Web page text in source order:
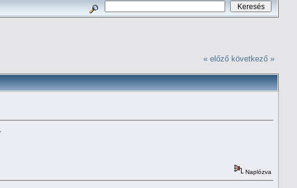
« előző következő »
Naplózva